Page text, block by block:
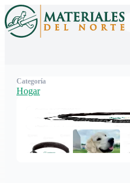
Categoría
Hogar